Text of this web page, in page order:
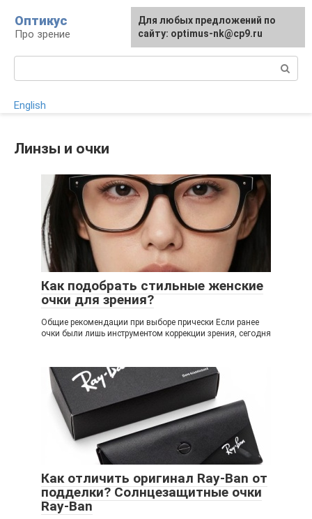
контенту
Оптикус
Про зрение
English
Линзы и очки
Как подобрать стильные женские
очки для зрения?
Общие рекомендации при выборе прически Если ранее
очки были лишь инструментом коррекции зрения, сегодня
Как отличить оригинал Ray-Ban от
подделки? Солнцезащитные очки
Ray-Ban
Для любых предложений по
сайту: optimus-nk@cp9.ru